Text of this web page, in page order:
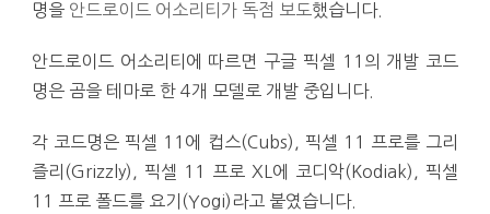
명을 안드로이드 어소리티가 독점 보도했습니다.
안드로이드 어소리티에 따르면 구글 픽셀 11의 개발 코드
명은 곰을 테마로 한 4개 모델로 개발 중입니다.
각 코드명은 픽셀 11에 컵스(Cubs), 픽셀 11 프로를 그리
즐리(Grizzly), 픽셀 11 프로 XL에 코디악(Kodiak), 픽셀
11 프로 폴드를 요기(Yogi)라고 붙였습니다.